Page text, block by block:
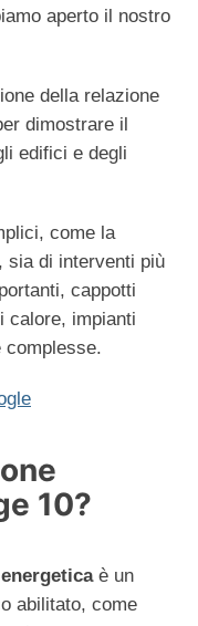
aperto il nostro
della relazione
dimostrare il
edifici e degli
come la
sia di interventi più
cappotti
calore, impianti
complesse.
10?
è un
abilitato, come